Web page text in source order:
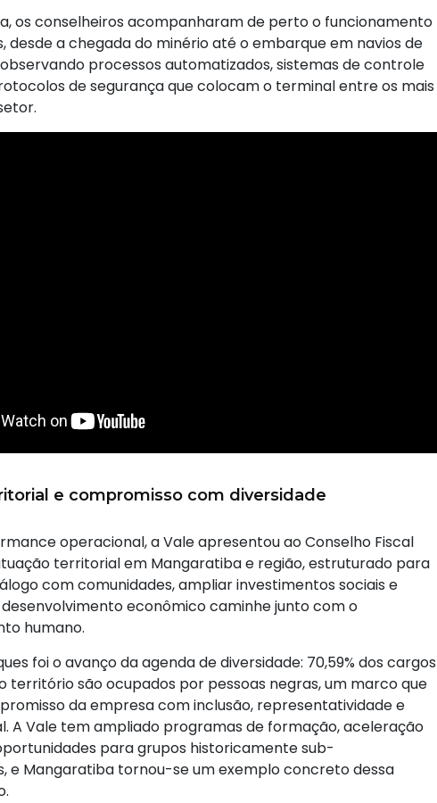
os conselheiros acompanharam de perto o funcionamento
desde a chegada do minério até o embarque em navios de
processos automatizados, sistemas de controle
de segurança que colocam o terminal entre os mais
e compromisso com diversidade
operacional, a Vale apresentou ao Conselho Fiscal
territorial em Mangaratiba e região, estruturado para
com comunidades, ampliar investimentos sociais e
econômico caminhe junto com o
humano.
foi o avanço da agenda de diversidade: 70,59% dos cargos
território são ocupados por pessoas negras, um marco que
da empresa com inclusão, representatividade e
A Vale tem ampliado programas de formação, aceleração
para grupos historicamente sub-
e Mangaratiba tornou-se um exemplo concreto dessa